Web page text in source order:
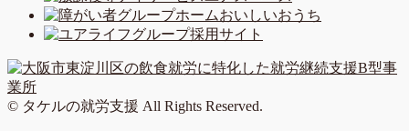
© タケルの就労支援 All Rights Reserved.